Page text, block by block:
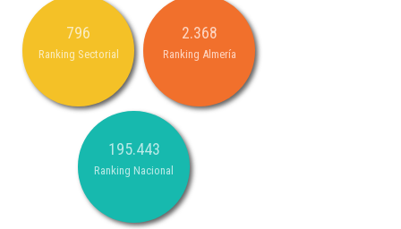
796
Ranking Sectorial
2.368
Ranking Almería
195.443
Ranking Nacional